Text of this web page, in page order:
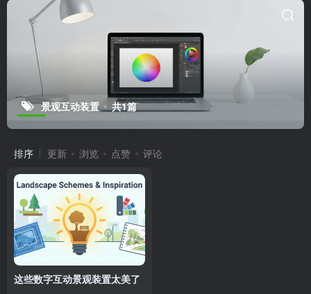
景观互动装置 共1篇
排序 更新 浏览 点赞 评论
这些数字互动景观装置太美了